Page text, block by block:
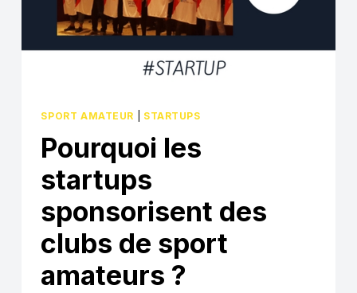
SPORT AMATEUR STARTUPS
Pourquoi les
startups
sponsorisent des
clubs de sport
amateurs ?